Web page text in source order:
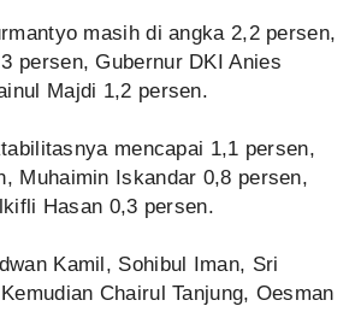
masih di angka 2,2 persen,
persen, Gubernur DKI Anies
Majdi 1,2 persen.
mencapai 1,1 persen,
Muhaimin Iskandar 0,8 persen,
Hasan 0,3 persen.
Kamil, Sohibul Iman, Sri
Chairul Tanjung, Oesman